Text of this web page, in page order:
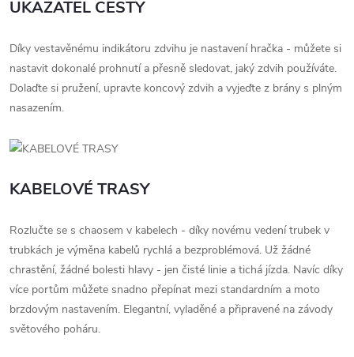
UKAZATEL CESTY
Díky vestavěnému indikátoru zdvihu je nastavení hračka - můžete si
nastavit dokonalé prohnutí a přesně sledovat, jaký zdvih používáte.
Dolaďte si pružení, upravte koncový zdvih a vyjeďte z brány s plným
nasazením.
KABELOVÉ TRASY
Rozlučte se s chaosem v kabelech - díky novému vedení trubek v
trubkách je výměna kabelů rychlá a bezproblémová. Už žádné
chrastění, žádné bolesti hlavy - jen čisté linie a tichá jízda. Navíc díky
více portům můžete snadno přepínat mezi standardním a moto
brzdovým nastavením. Elegantní, vyladěné a připravené na závody
světového poháru.